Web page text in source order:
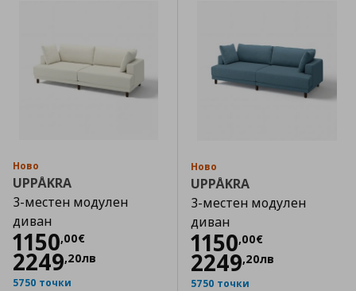
Ново
UPPÅKRA
3-местен модулен
диван
1150,00€
Цена1150,00 €
2249,20лв
5750 точки
Ново
UPPÅKRA
3-местен модулен
диван
1150,00€
Цена1150,00 €
2249,20лв
5750 точки